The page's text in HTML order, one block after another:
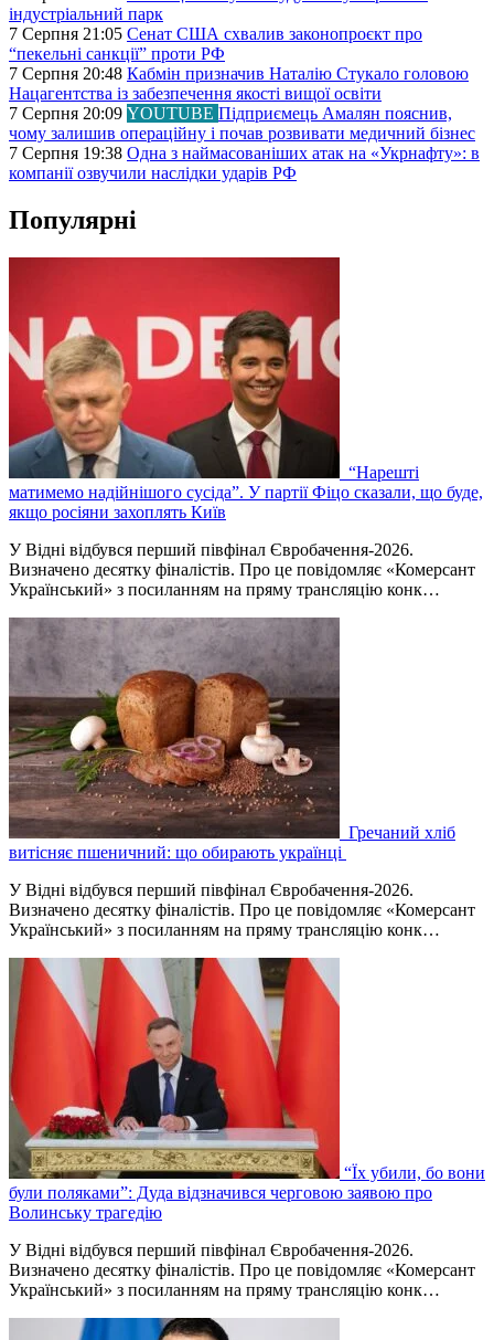
індустріальний парк
7 Серпня 21:05 Сенат США схвалив законопроєкт про
“пекельні санкції” проти РФ
7 Серпня 20:48 Кабмін призначив Наталію Стукало головою
Нацагентства із забезпечення якості вищої освіти
7 Серпня 20:09 YOUTUBE Підприємець Амалян пояснив,
чому залишив операційну і почав розвивати медичний бізнес
7 Серпня 19:38 Одна з наймасованіших атак на «Укрнафту»: в
компанії озвучили наслідки ударів РФ
Популярні
“Нарешті
матимемо надійнішого сусіда”. У партії Фіцо сказали, що буде,
якщо росіяни захоплять Київ
У Відні відбувся перший півфінал Євробачення-2026.
Визначено десятку фіналістів. Про це повідомляє «Комерсант
Український» з посиланням на пряму трансляцію конк…
Гречаний хліб
витісняє пшеничний: що обирають українці
У Відні відбувся перший півфінал Євробачення-2026.
Визначено десятку фіналістів. Про це повідомляє «Комерсант
Український» з посиланням на пряму трансляцію конк…
“Їх убили, бо вони
були поляками”: Дуда відзначився черговою заявою про
Волинську трагедію
У Відні відбувся перший півфінал Євробачення-2026.
Визначено десятку фіналістів. Про це повідомляє «Комерсант
Український» з посиланням на пряму трансляцію конк…